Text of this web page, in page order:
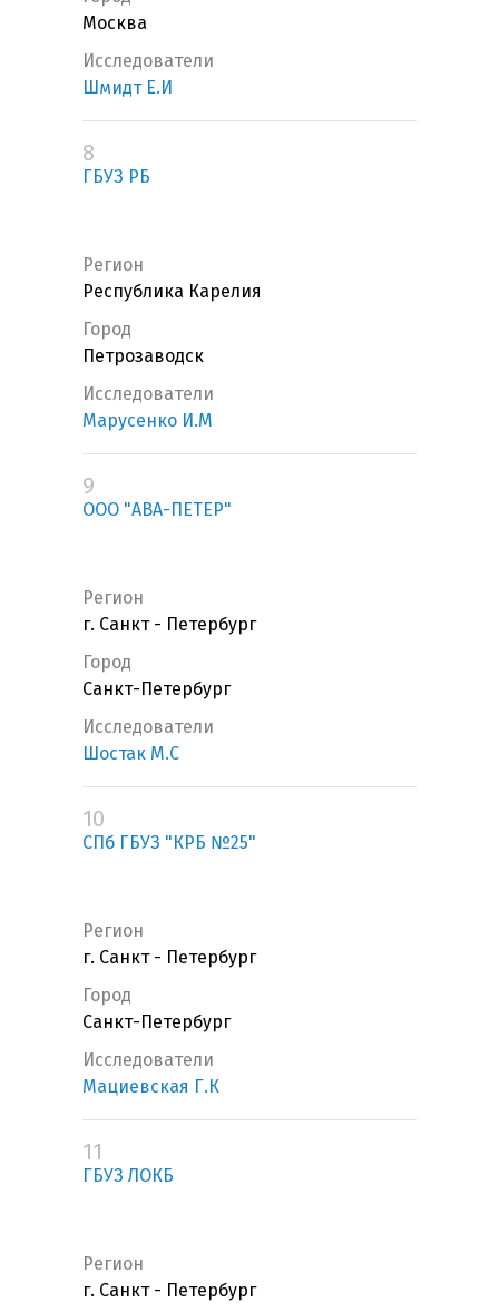
Москва
Исследователи
Шмидт Е.И
8
ГБУЗ РБ
Регион
Республика Карелия
Город
Петрозаводск
Исследователи
Марусенко И.М
9
ООО "АВА-ПЕТЕР"
Регион
г. Санкт - Петербург
Город
Санкт-Петербург
Исследователи
Шостак М.С
10
СПб ГБУЗ "КРБ №25"
Регион
г. Санкт - Петербург
Город
Санкт-Петербург
Исследователи
Мациевская Г.К
11
ГБУЗ ЛОКБ
Регион
г. Санкт - Петербург